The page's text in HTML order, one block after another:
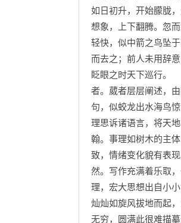
如日初升，开始朦胧
想象，上下翻腾。忽
轻快，似中箭之鸟坠
而去之；前人未用辞
眨眼之时天下巡行。
者。葳者层层阐述，
句，似蛟龙出水海鸟
理思诉诸语言，将天
翰。事理如树木的主
致，情绪变化貌有表
然。写作充满着乐取
理，宏大思想出自小
灿灿如旋风拔地而起
无穷，圆满此很难描